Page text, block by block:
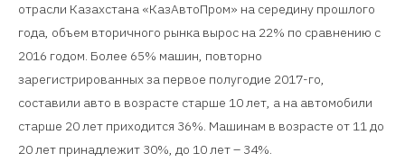
отрасли Казахстана «КазАвтоПром» на середину прошлого
года, объем вторичного рынка вырос на 22% по сравнению с
2016 годом. Более 65% машин, повторно
зарегистрированных за первое полугодие 2017-го,
составили авто в возрасте старше 10 лет, а на автомобили
старше 20 лет приходится 36%. Машинам в возрасте от 11 до
20 лет принадлежит 30%, до 10 лет – 34%.